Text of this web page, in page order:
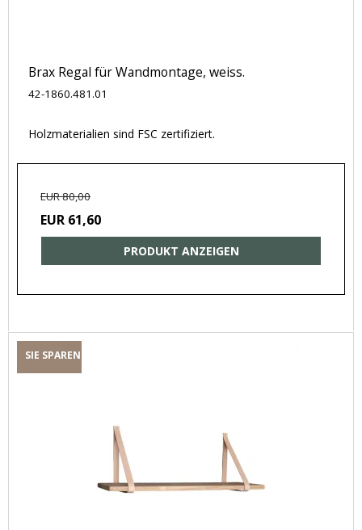
Brax Regal für Wandmontage, weiss.
42-1860.481.01
Holzmaterialien sind FSC zertifiziert.
EUR 80,00
EUR 61,60
PRODUKT ANZEIGEN
SIE SPAREN